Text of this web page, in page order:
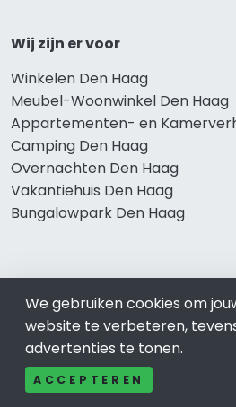
Wij zijn er voor
Winkelen Den Haag
Meubel-Woonwinkel Den Haag
Appartementen- en
Camping Den Haag
Overnachten Den Haag
Vakantiehuis Den Haag
Bungalowpark Den Haag
Klussenbedrijf Den Haag
Notarissen Den Haag
Taxateurs Den Haag
Schoonmaakbedrijf Den Haag
We gebruiken cookies om
website te verbeteren,
advertenties te tonen.
ACCEPTEREN